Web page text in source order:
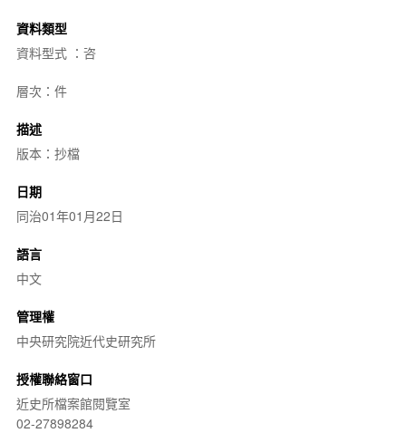
資料類型
資料型式 ：咨
層次：件
描述
版本：抄檔
日期
同治01年01月22日
語言
中文
管理權
中央研究院近代史研究所
授權聯絡窗口
近史所檔案館閱覽室
02-27898284